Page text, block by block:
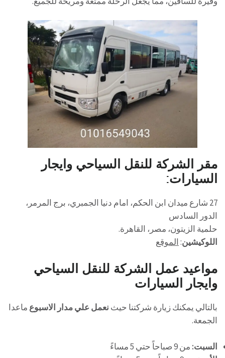
مقر الشركة للنقل السياحي وايجار
السيارات:
27 شارع ميدان ابن الحكم، امام دنيا الجمبري، برج المرمر،
الدور السادس
حلمية الزيتون، مصر، القاهرة.
اللوكيشين: الموقع
مواعيد عمل الشركة للنقل السياحي
وايجار السيارات
بالتالي يمكنك زيارة شركتنا حيث نعمل علي مدار الاسبوع ماعدا
الجمعة.
السبت: من 9 صباحاً حتي 5 مساءً